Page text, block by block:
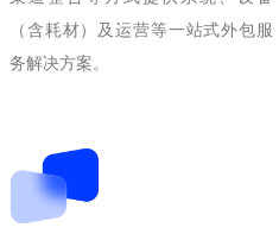
（含耗材）及运营等一站式外包服
务解决方案。